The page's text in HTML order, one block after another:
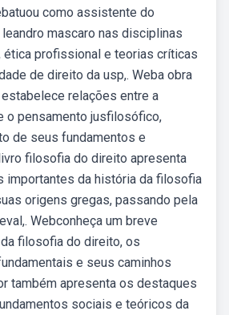
como assistente do
mascaro nas disciplinas
profissional e teorias críticas
de direito da usp,. Weba obra
relações entre a
o pensamento jusfilosófico,
de seus fundamentos e
filosofia do direito apresenta
importantes da história da filosofia
origens gregas, passando pela
Webconheça um breve
filosofia do direito, os
e seus caminhos
também apresenta os destaques
sociais e teóricos da